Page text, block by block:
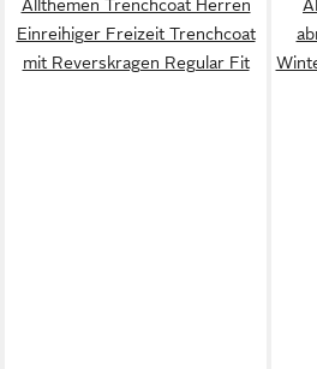
Allthemen Trenchcoat Herren
Einreihiger Freizeit Trenchcoat
mit Reverskragen Regular Fit